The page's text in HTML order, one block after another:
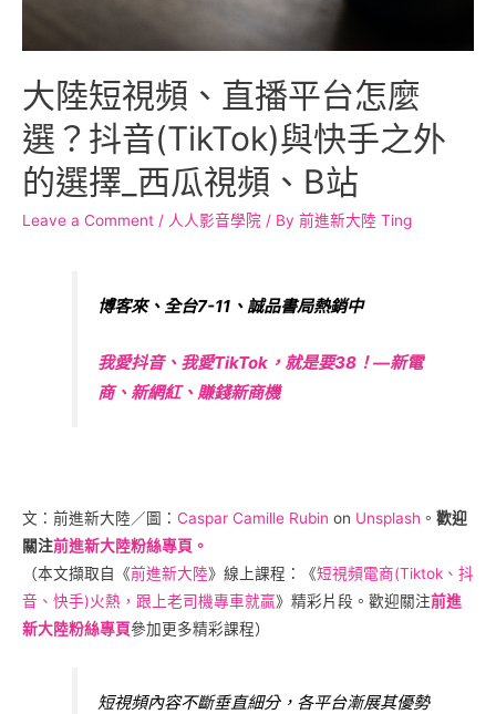
大陸短視頻、直播平台怎麼
選？抖音(TikTok)與快手之外
的選擇_西瓜視頻、B站
Leave a Comment / 人人影音學院 / By 前進新大陸 Ting
博客來、全台7-11、誠品書局熱銷中
我愛抖音、我愛TikTok，就是要38！—新電
商、新網紅、賺錢新商機
文：前進新大陸／圖： Caspar Camille Rubin on Unsplash 。 歡迎
關注前進新大陸粉絲專頁。
（本文擷取自《前進新大陸》線上課程：《短視頻電商(Tiktok、抖
音、快手)火熱，跟上老司機專車就贏》精彩片段。歡迎關注前進
新大陸粉絲專頁參加更多精彩課程）
短視頻內容不斷垂直細分，各平台漸展其優勢